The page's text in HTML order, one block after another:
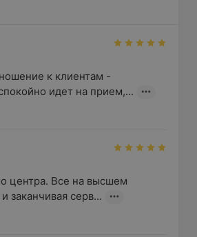
к клиентам -
идет на прием,...
центра. Все на высшем
заканчивая серв...